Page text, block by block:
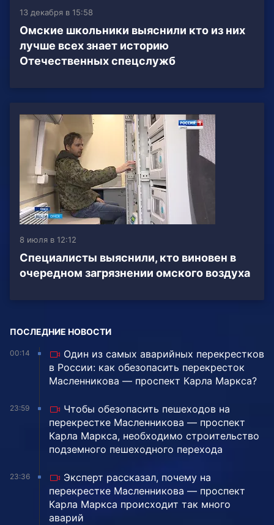
13 декабря в 15:58
Омские школьники выяснили кто из них
лучше всех знает историю
Отечественных спецслужб
8 июля в 12:12
Специалисты выяснили, кто виновен в
очередном загрязнении омского воздуха
ПОСЛЕДНИЕ НОВОСТИ
00:14
Один из самых аварийных перекрестков
в России: как обезопасить перекресток
Масленникова — проспект Карла Маркса?
23:59
Чтобы обезопасить пешеходов на
перекрестке Масленникова — проспект
Карла Маркса, необходимо строительство
подземного пешеходного перехода
23:36
Эксперт рассказал, почему на
перекрестке Масленникова — проспект
Карла Маркса происходит так много
аварий